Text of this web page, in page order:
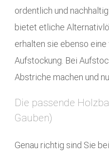
ordentlich und
bietet etliche
erhalten sie ebenso
Aufstockung. Bei
Abstriche machen und
Die passende
Gauben)
Genau richtig sind Sie